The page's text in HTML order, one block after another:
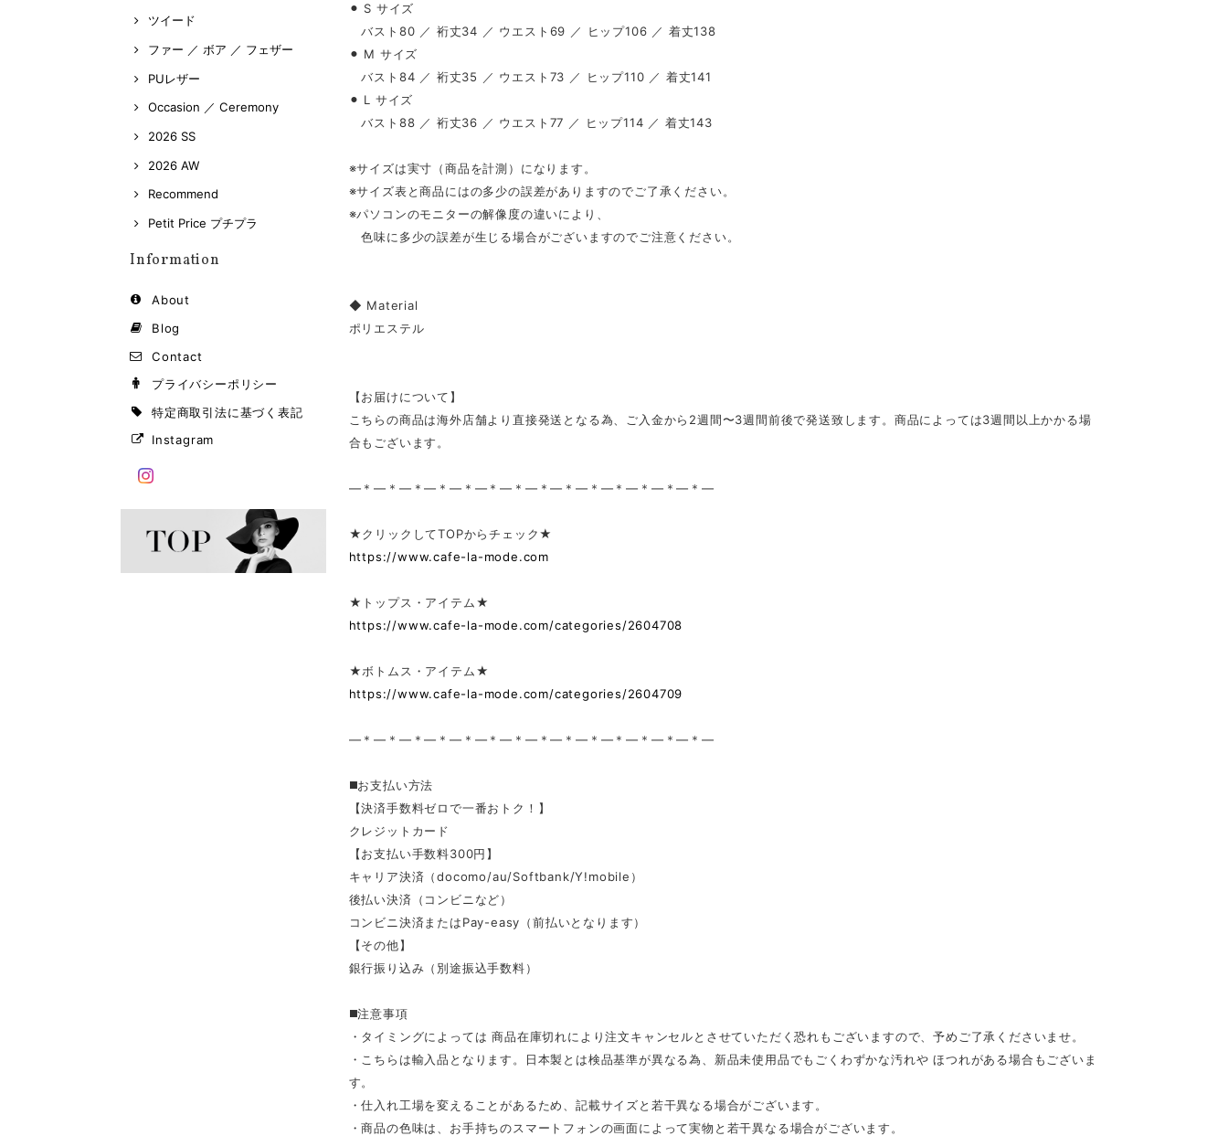
ツイード
ファー ／ ボア ／ フェザー
PUレザー
Occasion ／ Ceremony
2026 SS
2026 AW
Recommend
Petit Price プチプラ
Information
About
Blog
Contact
プライバシーポリシー
特定商取引法に基づく表記
Instagram
⚫︎ S サイズ
バスト80 ／ 裄丈34 ／ ウエスト69 ／ ヒップ106 ／ 着丈138
⚫︎ M サイズ
バスト84 ／ 裄丈35 ／ ウエスト73 ／ ヒップ110 ／ 着丈141
⚫︎ L サイズ
バスト88 ／ 裄丈36 ／ ウエスト77 ／ ヒップ114 ／ 着丈143
※サイズは実寸（商品を計測）になります。
※サイズ表と商品にはの多少の誤差がありますのでご了承ください。
※パソコンのモニターの解像度の違いにより、
色味に多少の誤差が生じる場合がございますのでご注意ください。
◆ Material
ポリエステル
【お届けについて】
こちらの商品は海外店舗より直接発送となる為、ご入金から2週間〜3週間前後で発送致します。商品によっては3週間以上かかる場
合もございます。
—＊—＊—＊—＊—＊—＊—＊—＊—＊—＊—＊—＊—＊—＊—
★クリックしてTOPからチェック★
https://www.cafe-la-mode.com
★トップス・アイテム★
https://www.cafe-la-mode.com/categories/2604708
★ボトムス・アイテム★
https://www.cafe-la-mode.com/categories/2604709
—＊—＊—＊—＊—＊—＊—＊—＊—＊—＊—＊—＊—＊—＊—
◼️お支払い方法
【決済手数料ゼロで一番おトク！】
クレジットカード
【お支払い手数料300円】
キャリア決済（docomo/au/Softbank/Y!mobile）
後払い決済（コンビニなど）
コンビニ決済またはPay-easy（前払いとなります）
【その他】
銀行振り込み（別途振込手数料）
◼️注意事項
・タイミングによっては 商品在庫切れにより注文キャンセルとさせていただく恐れもございますので、予めご了承くださいませ。
・こちらは輸入品となります。日本製とは検品基準が異なる為、新品未使用品でもごくわずかな汚れや ほつれがある場合もございま
す。
・仕入れ工場を変えることがあるため、記載サイズと若干異なる場合がございます。
・商品の色味は、お手持ちのスマートフォンの画面によって実物と若干異なる場合がございます。